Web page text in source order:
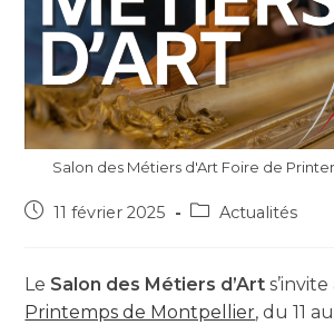
Salon des Métiers d'Art Foire de
11 février 2025 Actualités
Le Salon des Métiers d’Art s’invite
Printemps de Montpellier, du 11